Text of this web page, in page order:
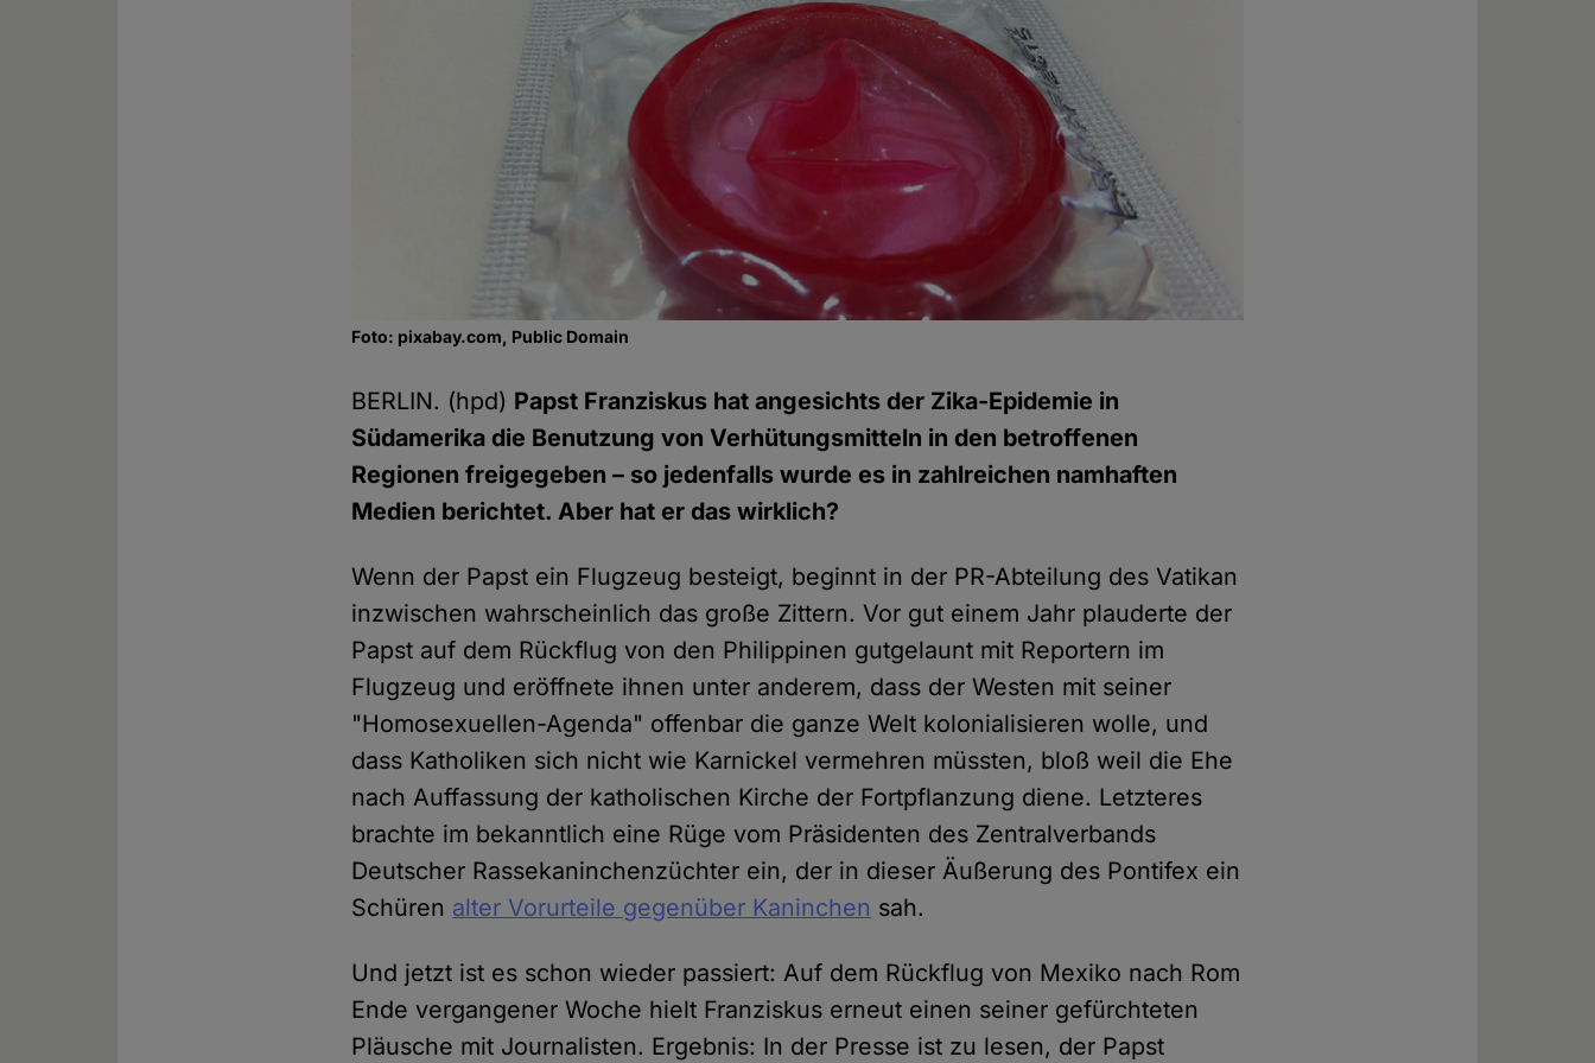
Foto: pixabay.com, Public Domain
BERLIN. (hpd) Papst Franziskus hat angesichts der Zika-Epidemie in
Südamerika die Benutzung von Verhütungsmitteln in den betroffenen
Regionen freigegeben – so jedenfalls wurde es in zahlreichen namhaften
Medien berichtet. Aber hat er das wirklich?
Wenn der Papst ein Flugzeug besteigt, beginnt in der PR-Abteilung des Vatikan
inzwischen wahrscheinlich das große Zittern. Vor gut einem Jahr plauderte der
Papst auf dem Rückflug von den Philippinen gutgelaunt mit Reportern im
Flugzeug und eröffnete ihnen unter anderem, dass der Westen mit seiner
"Homosexuellen-Agenda" offenbar die ganze Welt kolonialisieren wolle, und
dass Katholiken sich nicht wie Karnickel vermehren müssten, bloß weil die Ehe
nach Auffassung der katholischen Kirche der Fortpflanzung diene. Letzteres
brachte im bekanntlich eine Rüge vom Präsidenten des Zentralverbands
Deutscher Rassekaninchenzüchter ein, der in dieser Äußerung des Pontifex ein
Schüren alter Vorurteile gegenüber Kaninchen sah.
Und jetzt ist es schon wieder passiert: Auf dem Rückflug von Mexiko nach Rom
Ende vergangener Woche hielt Franziskus erneut einen seiner gefürchteten
Pläusche mit Journalisten. Ergebnis: In der Presse ist zu lesen, der Papst